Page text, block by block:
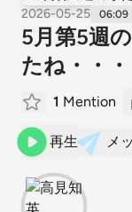
2026-05-25 06:09
5月第5週
たね・・・
1 Mention
再生 メ